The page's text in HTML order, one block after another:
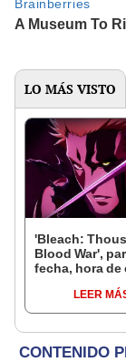
LO MÁS VISTO
'Bleach:
Blood War',
fecha, hora de
final del anime
LEER